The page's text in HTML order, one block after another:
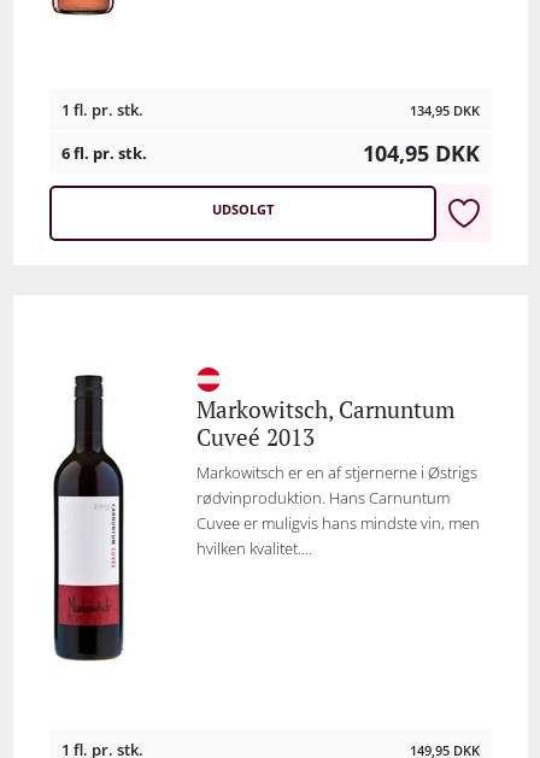
1 fl. pr. stk. 134,95 DKK
6 fl. pr. stk. 104,95 DKK
UDSOLGT
Markowitsch, Carnuntum
Cuveé 2013
Markowitsch er en af stjernerne i Østrigs
rødvinproduktion. Hans Carnuntum
Cuvee er muligvis hans mindste vin, men
hvilken kvalitet....
1 fl. pr. stk. 149,95 DKK